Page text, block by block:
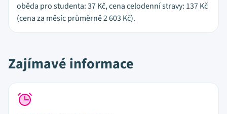
oběda pro studenta: 37 Kč, cena celodenní stravy: 137 Kč
(cena za měsíc průměrně 2 603 Kč).
Zajímavé informace